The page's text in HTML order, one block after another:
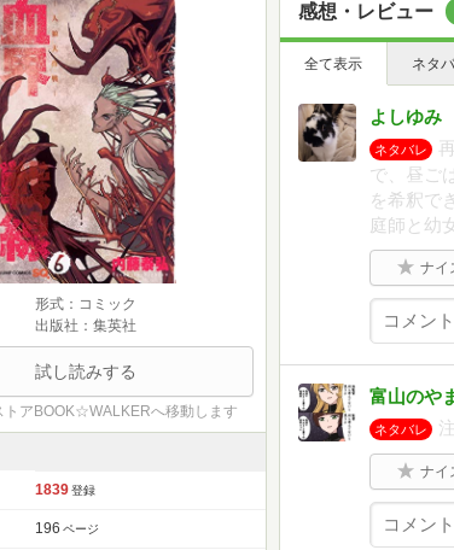
形式：コミック
出版社：集英社
試し読みする
アBOOK☆WALKERへ移動します
1839 登録
196 ページ
感想・レビュー
全て表示 ネタ
よしゆみ
ネタバレ
で、昼ご
を希釈で
庭師と幼
ナイ
富山のや
ネタバレ
ナイ